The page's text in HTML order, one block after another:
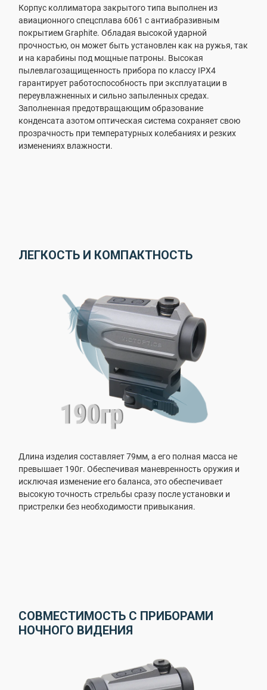
Корпус коллиматора закрытого типа выполнен из
авиационного спецсплава 6061 с антиабразивным
покрытием Graphite. Обладая высокой ударной
прочностью, он может быть установлен как на ружья, так
и на карабины под мощные патроны. Высокая
пылевлагозащищенность прибора по классу IPX4
гарантирует работоспособность при эксплуатации в
переувлажненных и сильно запыленных средах.
Заполненная предотвращающим образование
конденсата азотом оптическая система сохраняет свою
прозрачность при температурных колебаниях и резких
изменениях влажности.
ЛЕГКОСТЬ И КОМПАКТНОСТЬ
Длина изделия составляет 79мм, а его полная масса не
превышает 190г. Обеспечивая маневренность оружия и
исключая изменение его баланса, это обеспечивает
высокую точность стрельбы сразу после установки и
пристрелки без необходимости привыкания.
СОВМЕСТИМОСТЬ С ПРИБОРАМИ
НОЧНОГО ВИДЕНИЯ